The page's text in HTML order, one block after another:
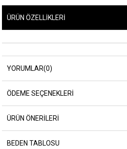
ÜRÜN ÖZELLIKLERI
YORUMLAR(0)
ÖDEME SEÇENEKLERI
ÜRÜN ÖNERILERI
BEDEN TABLOSU